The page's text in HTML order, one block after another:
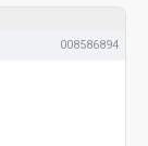
008586894